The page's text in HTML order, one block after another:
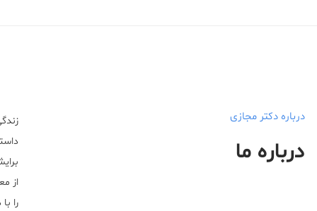
درباره دکتر مجازی
درباره ما
از
را